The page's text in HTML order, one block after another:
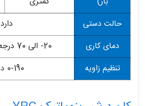
حالت دستی
دارد
دمای کاری
20- الی 70 درجه سانتی گراد
تنظیم زاویه
0-190 درجه